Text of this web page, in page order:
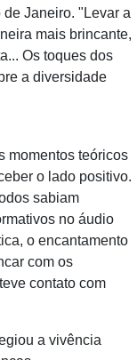
Janeiro. "Levar a
mais brincante,
Os toques dos
a diversidade
momentos teóricos
o lado positivo.
sabiam
no áudio
o encantamento
com os
contato com
a vivência